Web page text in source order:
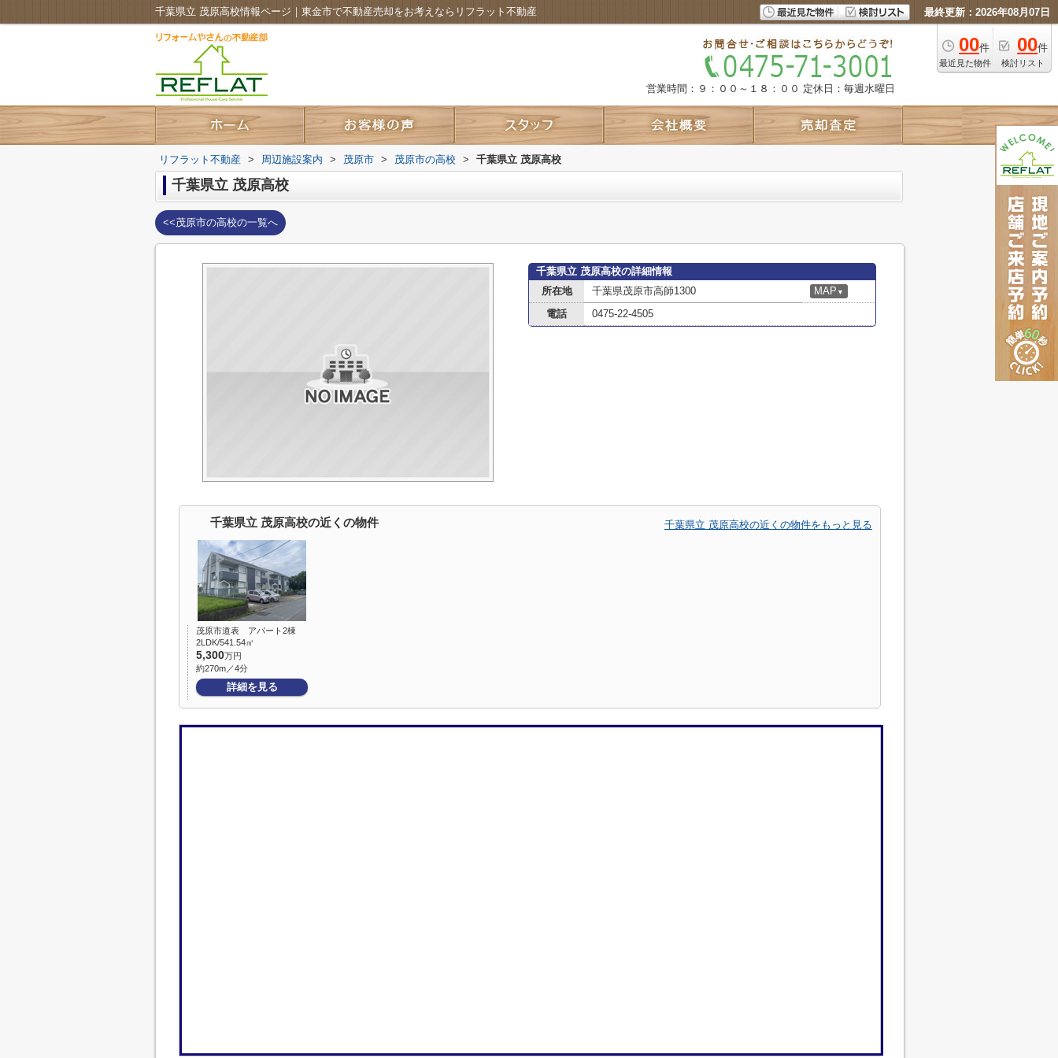
千葉県立 茂原高校情報ページ｜東金市で不動産売却をお考えならリフラット不動産 最終更新：2026年08月07日
00件
最近見た物件
00件
検討リスト
営業時間：９：００～１８：００ 定休日：毎週水曜日
リフラット不動産 > 周辺施設案内 > 茂原市 > 茂原市の高校 > 千葉県立 茂原高校
千葉県立 茂原高校
<<茂原市の高校の一覧へ
千葉県立 茂原高校の詳細情報
所在地
千葉県茂原市高師1300 MAP ▼
電話 0475-22-4505
千葉県立 茂原高校の近くの物件 千葉県立 茂原高校の近くの物件をもっと見る
茂原市道表 アパート2棟
2LDK/541.54㎡
5,300万円
約270m／4分
詳細を見る